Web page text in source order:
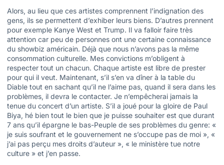
Alors, au lieu que ces artistes comprennent l’indignation des
gens, ils se permettent d’exhiber leurs biens. D’autres prennent
pour exemple Kanye West et Trump. Il va falloir faire très
attention car peu de personnes ont une certaine connaissance
du showbiz américain. Déjà que nous n’avons pas la même
consommation culturelle. Mes convictions m’obligent à
respecter tout un chacun. Chaque artiste est libre de prester
pour qui il veut. Maintenant, s’il s’en va dîner à la table du
Diable tout en sachant qu’il ne l’aime pas, quand il sera dans les
problèmes, il devra le contacter. Je n’empêcherai jamais la
tenue du concert d’un artiste. S’il a joué pour la gloire de Paul
Biya, hé bien tout le bien que je puisse souhaiter est que durant
7 ans qu’il épargne le bas-Peuple de ses problèmes du genre: «
je suis soufrant et le gouvernement ne s’occupe pas de moi », «
j’ai pas perçu mes droits d’auteur », « le ministère tue notre
culture » et j’en passe.